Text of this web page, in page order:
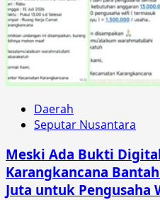
Daerah
Seputar Nusantara
Meski Ada Bukti
Karangkancana
Juta untuk Pengusaha